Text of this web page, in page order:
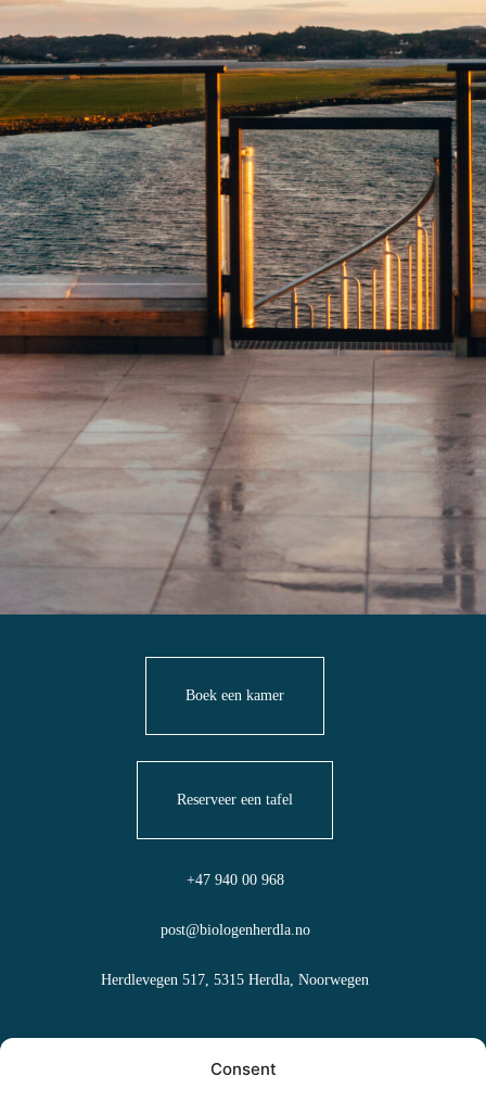
Consent
Boek een kamer
Reserveer een tafel
+47 940 00 968
post@biologenherdla.no
Herdlevegen 517, 5315 Herdla, Noorwegen